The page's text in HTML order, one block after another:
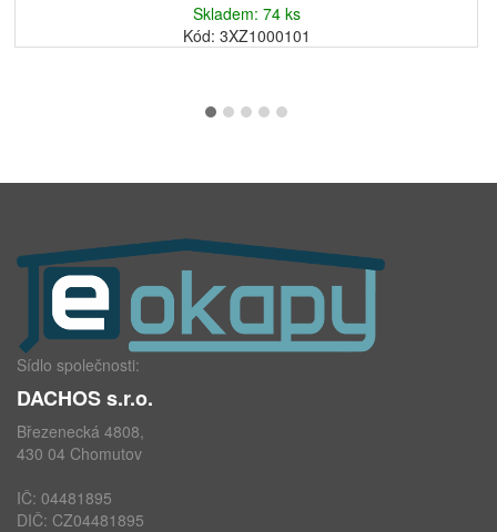
Skladem: 74 ks
Kód: 3XZ1000101
Sídlo společnosti:
DACHOS s.r.o.
Březenecká 4808,
430 04 Chomutov
IČ: 04481895
DIČ: CZ04481895